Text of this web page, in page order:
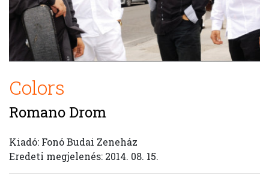
Colors
Romano Drom
Kiadó: Fonó Budai Zeneház
Eredeti megjelenés: 2014. 08. 15.